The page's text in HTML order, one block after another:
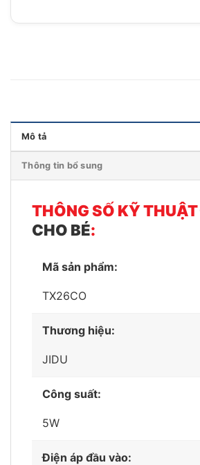
Mô tả
Thông tin bổ sung
THÔNG SỐ KỸ THUẬT
CHO BÉ:
Mã sản phẩm:
TX26CO
Thương hiệu:
JIDU
Công suất:
5W
Điện áp đầu vào: